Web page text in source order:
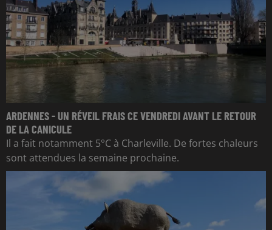
ARDENNES - UN RÉVEIL FRAIS CE VENDREDI AVANT LE RETOUR
DE LA CANICULE
Il a fait notamment 5°C à Charleville. De fortes chaleurs
sont attendues la semaine prochaine.